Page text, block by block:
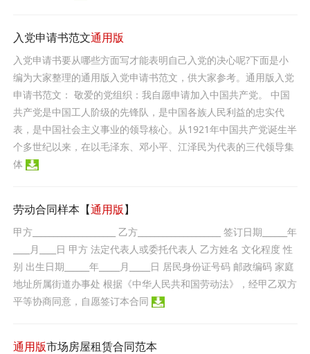
入党申请书范文通用版
入党申请书要从哪些方面写才能表明自己入党的决心呢?下面是小
编为大家整理的通用版入党申请书范文，供大家参考。通用版入党
申请书范文： 敬爱的党组织：我自愿申请加入中国共产党。 中国
共产党是中国工人阶级的先锋队，是中国各族人民利益的忠实代
表，是中国社会主义事业的领导核心。从1921年中国共产党诞生半
个多世纪以来，在以毛泽东、邓小平、江泽民为代表的三代领导集
体
劳动合同样本【通用版】
甲方____________________ 乙方____________________ 签订日期______年
____月____日 甲方 法定代表人或委托代表人 乙方姓名 文化程度 性
别 出生日期______年_____月_____日 居民身份证号码 邮政编码 家庭
地址所属街道办事处 根据《中华人民共和国劳动法》，经甲乙双方
平等协商同意，自愿签订本合同
通用版市场房屋租赁合同范本